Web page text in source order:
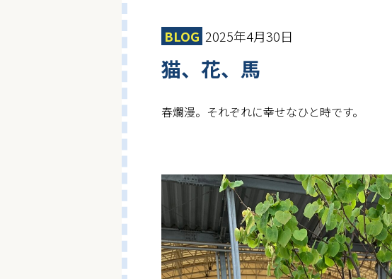
BLOG 2025年4月30日
猫、花、馬
春爛漫。それぞれに幸せなひと時です。